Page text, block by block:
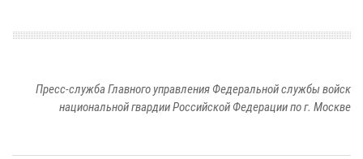
Пресс-служба Главного управления Федеральной службы войск
национальной гвардии Российской Федерации по г. Москве